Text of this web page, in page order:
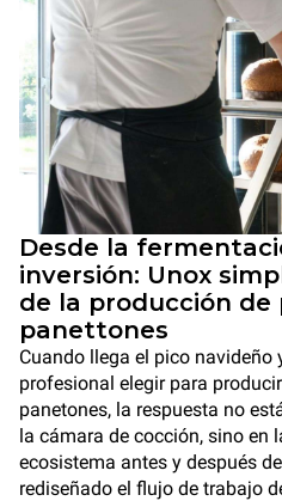
Desde la
inversión: Unox
de la producción de
panettones
Cuando llega el pico navideño
profesional elegir para
panetones, la respuesta no
la cámara de cocción, sino en
ecosistema antes y después
rediseñado el flujo de trabajo